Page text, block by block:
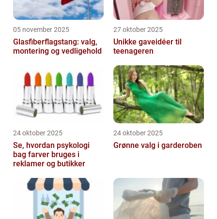
05 november 2025
Glasfiberflagstang: valg,
montering og vedligehold
27 oktober 2025
Unikke gaveidéer til
teenageren
24 oktober 2025
Se, hvordan psykologi
bag farver bruges i
reklamer og butikker
24 oktober 2025
Grønne valg i garderoben